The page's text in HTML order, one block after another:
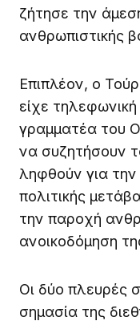
ζήτησε την
ανθρωπιστικής
Επιπλέον, ο
είχε τηλεφωνική
γραμματέα του
να συζητήσουν
ληφθούν για
πολιτικής
την παροχή
ανοικοδόμηση
Οι δύο πλευρές
σημασία της